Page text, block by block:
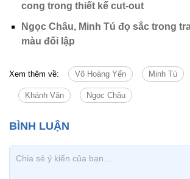
cong trong thiết kế cut-out
Ngọc Châu, Minh Tú đọ sắc trong
màu đối lập
Xem thêm về: Võ Hoàng Yến Minh Tú
Khánh Vân Ngọc Châu